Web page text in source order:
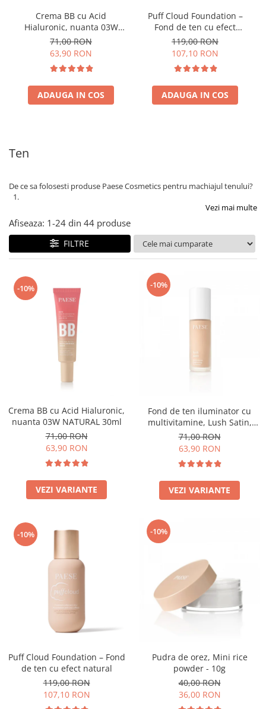
Crema BB cu Acid
Hialuronic, nuanta 03W
NATURAL 30ml
71,00 RON
63,90 RON
ADAUGA IN COS
Puff Cloud Foundation –
Fond de ten cu efect
natural
119,00 RON
107,10 RON
ADAUGA IN COS
Ten
De ce sa folosesti produse Paese Cosmetics pentru machiajul tenului?
Vezi mai multe
Afiseaza: 1-24 din 44 produse
FILTRE
-10%
Crema BB cu Acid Hialuronic,
nuanta 03W NATURAL 30ml
71,00 RON
63,90 RON
VEZI VARIANTE
-10%
Fond de ten iluminator cu
multivitamine, Lush Satin,
nuanta 31 Warm Beige - 30ml
71,00 RON
63,90 RON
VEZI VARIANTE
-10%
Puff Cloud Foundation – Fond
de ten cu efect natural
119,00 RON
107,10 RON
-10%
Pudra de orez, Mini rice
powder - 10g
40,00 RON
36,00 RON